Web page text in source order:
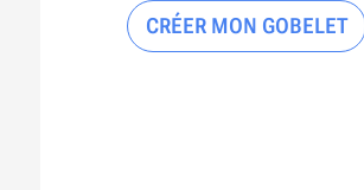
CRÉER MON GOBELET